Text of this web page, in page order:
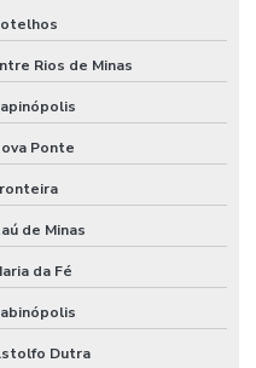
Paulo
Minas Gerais
Rios de Minas
Ponte
de Minas
da Fé
Dutra